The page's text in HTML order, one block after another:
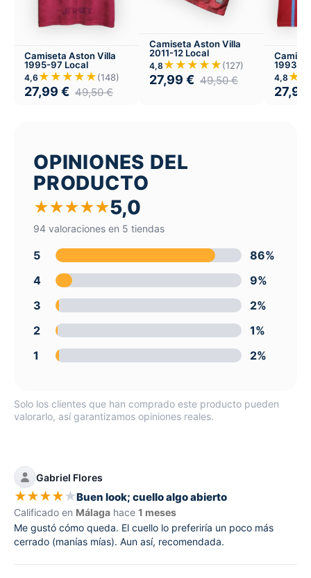
Camiseta Aston Villa
1995-97 Local
4,6 ★★★★★(148)
27,99 € 49,50€
Camiseta Aston Villa
2011-12 Local
4,8 ★★★★★(127)
27,99 € 49,50€
1993-
4,8
27,99
OPINIONES DEL
PRODUCTO
★★★★★5,0
94 valoraciones en 5 tiendas
5
86%
4
9%
3
2%
2
1%
1
2%
Solo los clientes que han comprado este producto pueden
valorarlo, así garantizamos opiniones reales.
Gabriel Flores
★★★★★Buen look; cuello algo abierto
Calificado en Málaga hace 1 meses
Me gustó cómo queda. El cuello lo preferiría un poco más
cerrado (manías mías). Aun así, recomendada.